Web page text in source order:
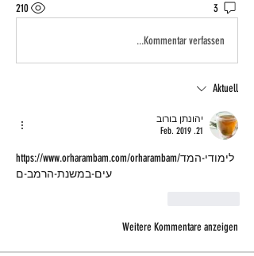
3
210
Kommentar verfassen...
Aktuell
יהונתן בורוב
21. Feb. 2019
https://www.orharambam.com/orharambam/לימודי-המד
Weitere Kommentare anzeigen